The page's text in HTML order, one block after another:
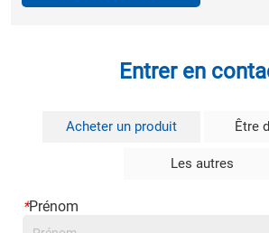
Entrer en
Acheter un produit Être
Les autres
*Prénom